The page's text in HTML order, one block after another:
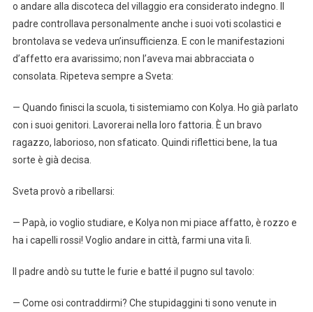
o andare alla discoteca del villaggio era considerato indegno. Il
padre controllava personalmente anche i suoi voti scolastici e
brontolava se vedeva un’insufficienza. E con le manifestazioni
d’affetto era avarissimo; non l’aveva mai abbracciata o
consolata. Ripeteva sempre a Sveta:
— Quando finisci la scuola, ti sistemiamo con Kolya. Ho già parlato
con i suoi genitori. Lavorerai nella loro fattoria. È un bravo
ragazzo, laborioso, non sfaticato. Quindi riflettici bene, la tua
sorte è già decisa.
Sveta provò a ribellarsi:
— Papà, io voglio studiare, e Kolya non mi piace affatto, è rozzo e
ha i capelli rossi! Voglio andare in città, farmi una vita lì.
Il padre andò su tutte le furie e batté il pugno sul tavolo:
— Come osi contraddirmi? Che stupidaggini ti sono venute in